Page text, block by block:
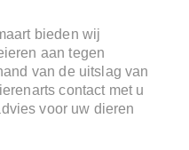
bieden wij
aan tegen
van de uitslag van
contact met u
voor uw dieren